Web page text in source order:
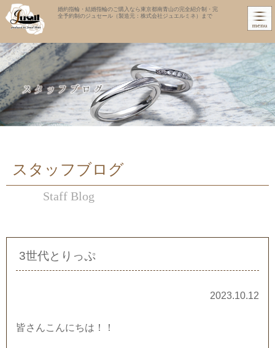
婚約指輪・結婚指輪のご購入なら東京都南青山の完全紹介制・完
全予約制のジュセール（製造元：株式会社ジュエルミネ）まで
スタッフブログ
Staff Blog
3世代とりっぷ
2023.10.12
皆さんこんにちは！！